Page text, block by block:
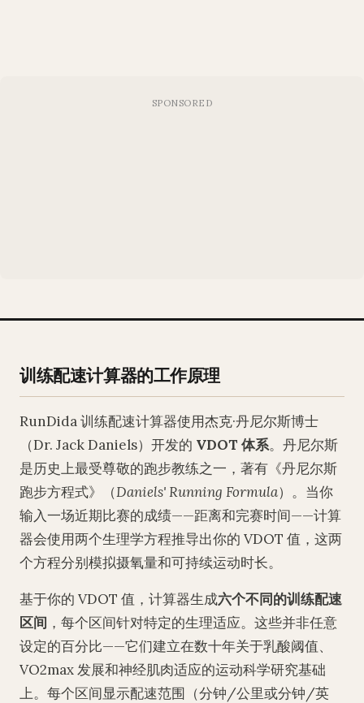
训练配速计算器的工作原理
RunDida 训练配速计算器使用杰克·丹尼尔斯博士
（Dr. Jack Daniels）开发的 VDOT 体系。丹尼尔斯
是历史上最受尊敬的跑步教练之一，著有《丹尼尔斯
跑步方程式》（Daniels' Running Formula）。当你
输入一场近期比赛的成绩——距离和完赛时间——计算
器会使用两个生理学方程推导出你的 VDOT 值，这两
个方程分别模拟摄氧量和可持续运动时长。
基于你的 VDOT 值，计算器生成六个不同的训练配速
区间 ，每个区间针对特定的生理适应。这些并非任意
设定的百分比——它们建立在数十年关于乳酸阈值、
VO2max 发展和神经肌肉适应的运动科学研究基础
上。每个区间显示配速范围（分钟/公里或分钟/英